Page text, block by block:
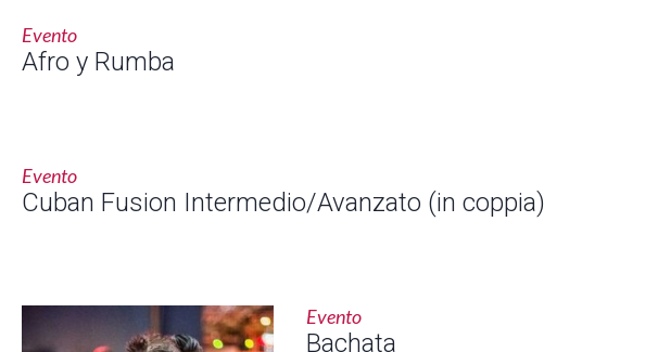
Evento
Afro y Rumba
Evento
Cuban Fusion Intermedio/Avanzato (in coppia)
Evento
Bachata